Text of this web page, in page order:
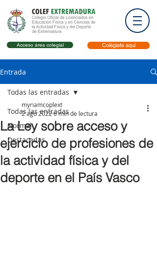
Acceso área colegial Colégiate aquí
Entrada
Todas las entradas
Normal
Destacadas
Todas las entradas
La Ley sobre acceso y
ejercicio de profesiones de
la actividad física y del
deporte en el País Vasco
myriamcoplext
2 ago 20226 min de lectura